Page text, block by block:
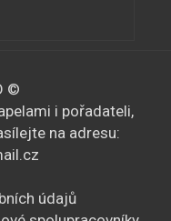
©
i pořadateli,
na adresu:
údajů